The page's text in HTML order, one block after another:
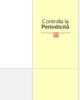
Controlla la
Periodicità